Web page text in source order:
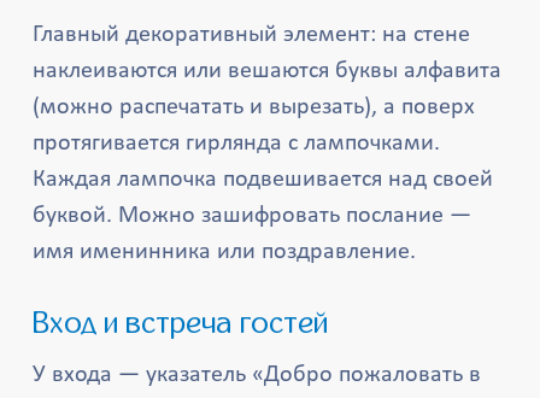
Главный декоративный элемент: на стене
наклеиваются или вешаются буквы алфавита
(можно распечатать и вырезать), а поверх
протягивается гирлянда с лампочками.
Каждая лампочка подвешивается над своей
буквой. Можно зашифровать послание —
имя именинника или поздравление.
Вход и встреча гостей
У входа — указатель «Добро пожаловать в